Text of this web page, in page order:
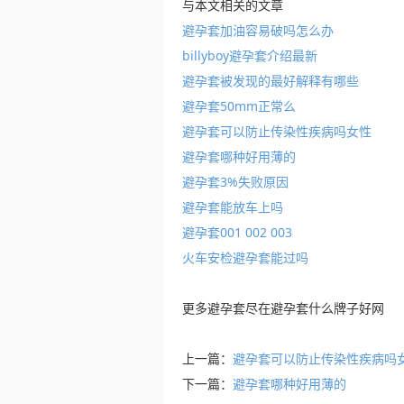
与本文相关的文章
避孕套加油容易破吗怎么办
billyboy避孕套介绍最新
避孕套被发现的最好解释有哪些
避孕套50mm正常么
避孕套可以防止传染性疾病吗女性
避孕套哪种好用薄的
避孕套3%失败原因
避孕套能放车上吗
避孕套001 002 003
火车安检避孕套能过吗
更多避孕套尽在避孕套什么牌子好网
上一篇： 避孕套可以防止传染性疾病吗
下一篇： 避孕套哪种好用薄的